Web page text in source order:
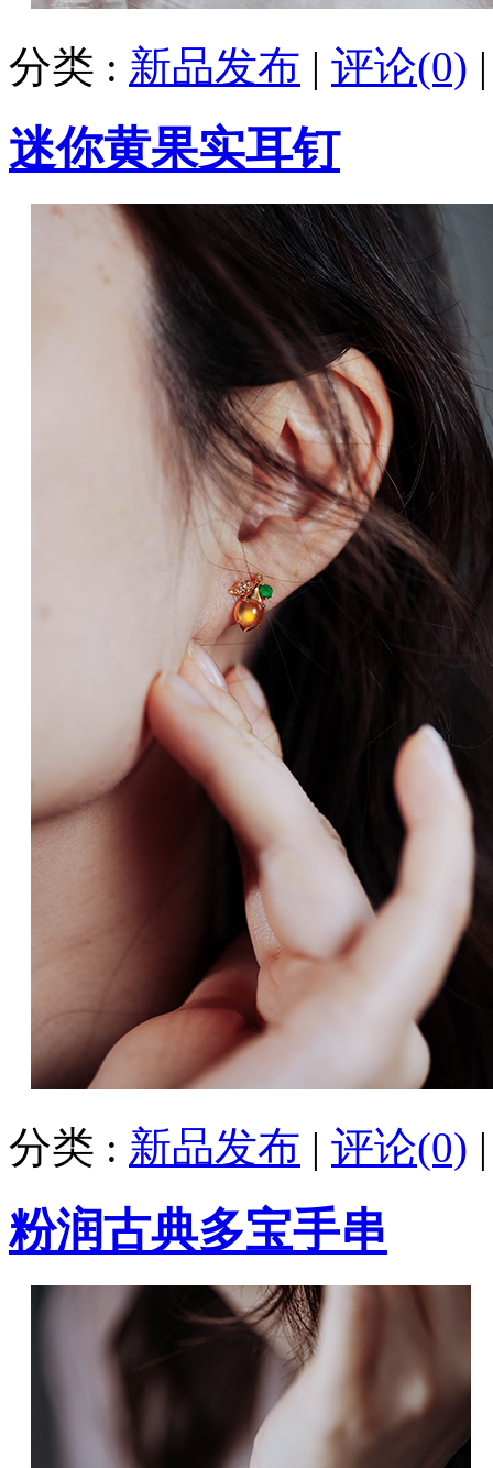
分类 : 新品发布 | 评论(0)
迷你黄果实耳钉
分类 : 新品发布 | 评论(0)
粉润古典多宝手串